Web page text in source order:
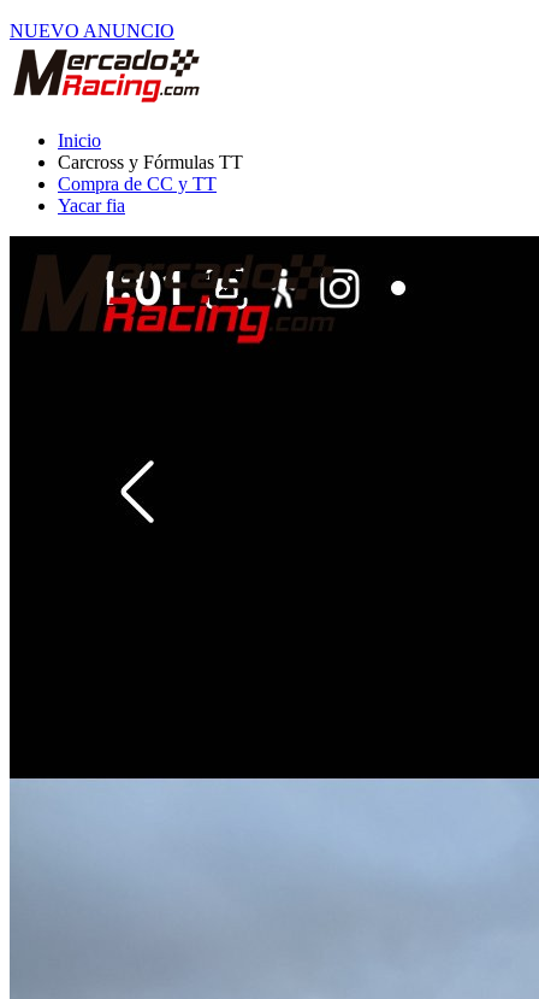
Carcross y Fórmulas TT
Compra de CC y TT
Yacar fia